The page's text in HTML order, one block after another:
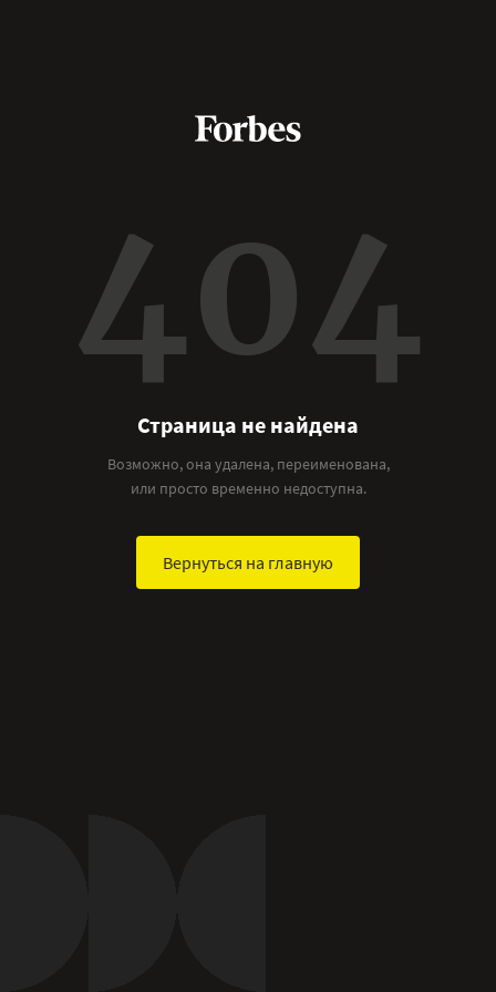
404
Страница не найдена
Возможно, она удалена, переименована,
или просто временно недоступна.
Вернуться на главную